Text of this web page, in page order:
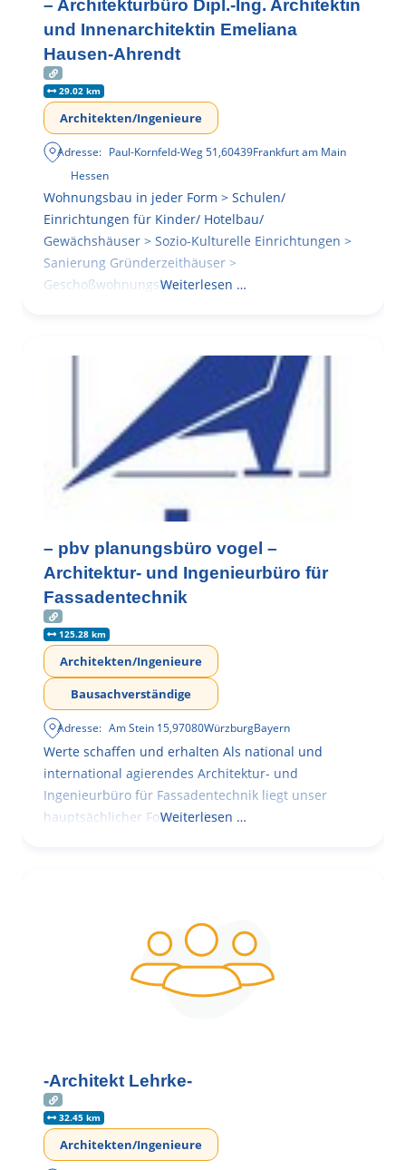
– Architekturbüro Dipl.-Ing. Architektin
und Innenarchitektin Emeliana
Hausen-Ahrendt
29.02 km
Architekten/Ingenieure
Adresse: Paul-Kornfeld-Weg 51,60439Frankfurt am Main
Hessen
Wohnungsbau in jeder Form > Schulen/
Einrichtungen für Kinder/ Hotelbau/
Gewächshäuser > Sozio-Kulturelle Einrichtungen >
Sanierung Gründerzeithäuser >
GeschoßwohnungsbauWeiterlesen …
– pbv planungsbüro vogel –
Architektur- und Ingenieurbüro für
Fassadentechnik
125.28 km
Architekten/Ingenieure
Bausachverständige
Adresse: Am Stein 15,97080WürzburgBayern
Werte schaffen und erhalten Als national und
international agierendes Architektur- und
Ingenieurbüro für Fassadentechnik liegt unser
hauptsächlicher Fokus in der
Weiterlesen …
-Architekt Lehrke-
32.45 km
Architekten/Ingenieure